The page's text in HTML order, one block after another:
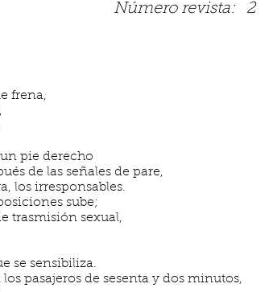
Número revista: 2
frena,
pie derecho
de las señales de pare,
los irresponsables.
sube;
trasmisión sexual,
se sensibiliza.
pasajeros de sesenta y dos minutos,